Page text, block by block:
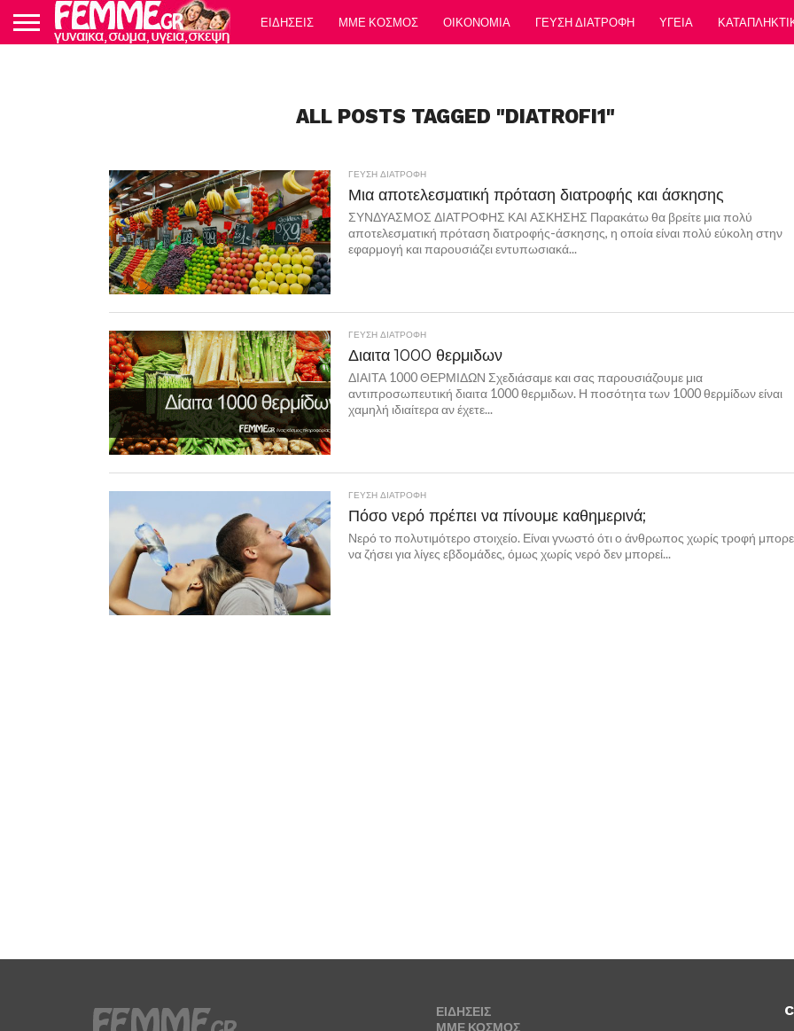
ΕΙΔΗΣΕΙΣ ΜΜΕ ΚΟΣΜΟΣ ΟΙΚΟΝΟΜΙΑ ΓΕΥΣΗ ΔΙΑΤΡΟΦΗ ΥΓΕΙΑ
ALL POSTS TAGGED "DIATROFI1"
ΓΕΥΣΗ ΔΙΑΤΡΟΦΗ
Μια αποτελεσματική πρόταση διατροφής και άσκησης
ΣΥΝΔΥΑΣΜΟΣ ΔΙΑΤΡΟΦΗΣ ΚΑΙ ΑΣΚΗΣΗΣ Παρακάτω θα βρείτε μια πολύ
αποτελεσματική πρόταση διατροφής-άσκησης, η οποία είναι πολύ εύκολη στην
εφαρμογή και παρουσιάζει εντυπωσιακά...
ΓΕΥΣΗ ΔΙΑΤΡΟΦΗ
Διαιτα 1000 θερμιδων
ΔΙΑΙΤΑ 1000 ΘΕΡΜΙΔΩΝ Σχεδιάσαμε και σας παρουσιάζουμε μια
αντιπροσωπευτική διαιτα 1000 θερμιδων. Η ποσότητα των 1000 θερμίδων είναι
χαμηλή ιδιαίτερα αν έχετε...
ΓΕΥΣΗ ΔΙΑΤΡΟΦΗ
Πόσο νερό πρέπει να πίνουμε καθημερινά;
Νερό το πολυτιμότερο στοιχείο. Είναι γνωστό ότι ο άνθρωπος χωρίς τροφή
να ζήσει για λίγες εβδομάδες, όμως χωρίς νερό δεν μπορεί...
ΕΙΔΗΣΕΙΣ
ΜΜΕ ΚΟΣΜΟΣ